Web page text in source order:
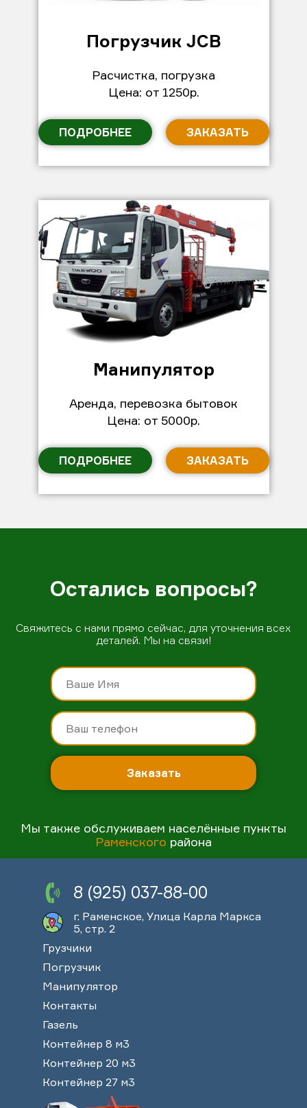
Погрузчик JCB
Расчистка, погрузка
Цена: от 1250р.
ПОДРОБНЕЕ ЗАКАЗАТЬ
Манипулятор
Аренда, перевозка бытовок
Цена: от 5000р.
ПОДРОБНЕЕ ЗАКАЗАТЬ
Остались вопросы?
Свяжитесь с нами прямо сейчас, для уточнения всех
деталей. Мы на связи!
Заказать
Мы также обслуживаем населённые пункты
Раменского района
Газель
Контейнер 8 м3
Контейнер 20 м3
Контейнер 27 м3
Грузчики
Погрузчик
Манипулятор
Контакты
8 (925) 037-88-00
г. Раменское, Улица Карла Маркса
5, стр. 2